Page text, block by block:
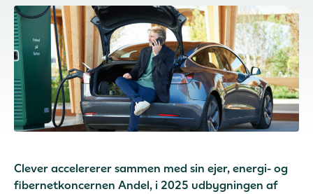
Clever accelererer sammen med sin ejer, energi- og
fibernetkoncernen Andel, i 2025 udbygningen af